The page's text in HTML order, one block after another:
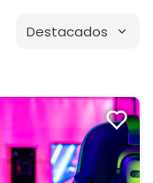
Destacados